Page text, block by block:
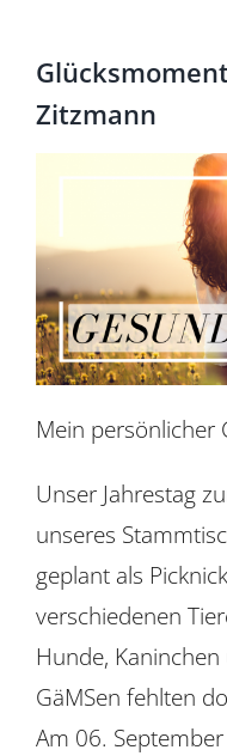
EUTB®
Zitzmann
Mein persönlicher
Unser Jahrestag
unseres
geplant als
verschiedenen
Hunde,
GäMSen fehlten
Am 06.